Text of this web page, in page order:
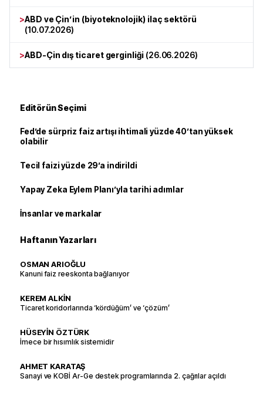
>ABD ve Çin’in (biyoteknolojik) ilaç sektörü
(10.07.2026)
>ABD-Çin dış ticaret gerginliği(26.06.2026)
Editörün Seçimi
Fed’de sürpriz faiz artışı ihtimali yüzde 40’tan yüksek
olabilir
Tecil faizi yüzde 29’a indirildi
Yapay Zeka Eylem Planı’yla tarihi adımlar
İnsanlar ve markalar
Haftanın Yazarları
OSMAN ARIOĞLU
Kanuni faiz reeskonta bağlanıyor
KEREM ALKİN
Ticaret koridorlarında ‘kördüğüm’ ve ‘çözüm’
HÜSEYİN ÖZTÜRK
İmece bir hısımlık sistemidir
AHMET KARATAŞ
Sanayi ve KOBİ Ar-Ge destek programlarında 2. çağrılar açıldı